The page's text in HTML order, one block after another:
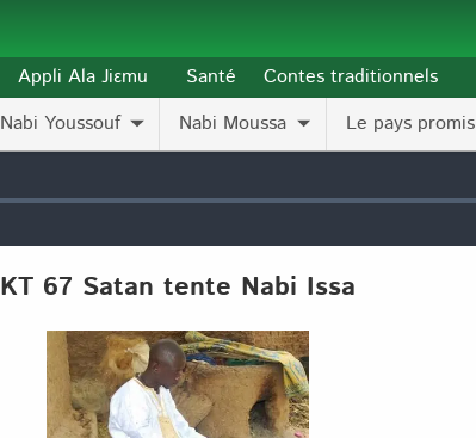
Nabi Youssouf Nabi Moussa Le pays promis
Appli Ala Jiɛmu Santé Contes traditionnels
KT 67 Satan tente Nabi Issa